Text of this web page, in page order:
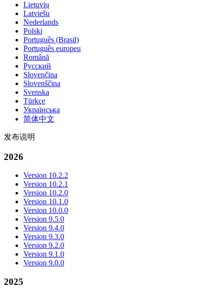
Lietuvių
Latviešu
Nederlands
Polski
Português (Brasil)
Português europeu
Română
Русский
Slovenčina
Slovenščina
Svenska
Türkçe
Українська
简体中文
发布说明
2026
Version 10.2.2
Version 10.2.1
Version 10.2.0
Version 10.1.0
Version 10.0.0
Version 9.5.0
Version 9.4.0
Version 9.3.0
Version 9.2.0
Version 9.1.0
Version 9.0.0
2025